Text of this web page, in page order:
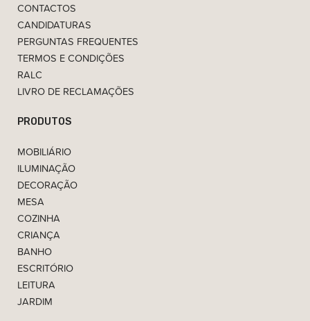
CONTACTOS
CANDIDATURAS
PERGUNTAS FREQUENTES
TERMOS E CONDIÇÕES
RALC
LIVRO DE RECLAMAÇÕES
PRODUTOS
MOBILIÁRIO
ILUMINAÇÃO
DECORAÇÃO
MESA
COZINHA
CRIANÇA
BANHO
ESCRITÓRIO
LEITURA
JARDIM